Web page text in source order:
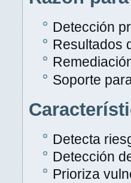
Detección
Resultados
Soporte
Detecta
Detección
Prioriza